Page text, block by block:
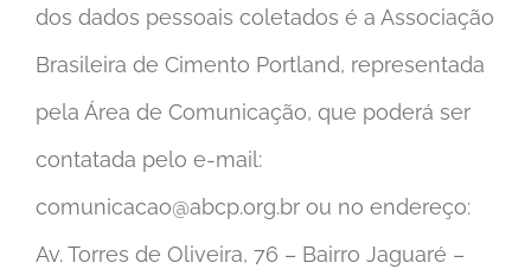
dos dados pessoais coletados é a Associação
Brasileira de Cimento Portland, representada
pela Área de Comunicação, que poderá ser
contatada pelo e-mail:
comunicacao@abcp.org.br ou no endereço:
Av. Torres de Oliveira, 76 – Bairro Jaguaré –